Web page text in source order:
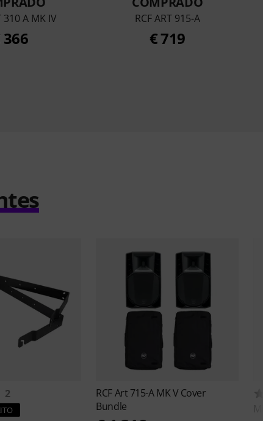
310 A MK IV
366
RCF ART 915-A
€ 719
2 RCFArt 715-A MK V Cover
Bundle